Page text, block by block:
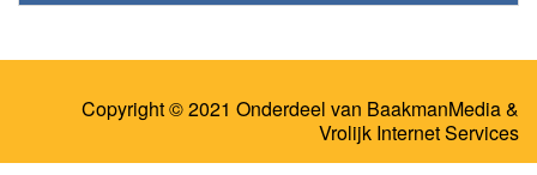
Copyright © 2021 Onderdeel van BaakmanMedia&
Vrolijk Internet Services